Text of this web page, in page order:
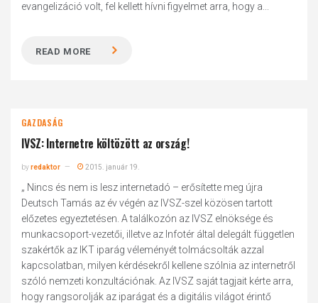
evangelizáció volt, fel kellett hívni figyelmet arra, hogy a...
READ MORE
GAZDASÁG
IVSZ: Internetre költözött az ország!
byredaktor 2015. január 19.
„ Nincs és nem is lesz internetadó – erősítette meg újra
Deutsch Tamás az év végén az IVSZ-szel közösen tartott
előzetes egyeztetésen. A találkozón az IVSZ elnöksége és
munkacsoport-vezetői, illetve az Infotér által delegált független
szakértők az IKT iparág véleményét tolmácsolták azzal
kapcsolatban, milyen kérdésekről kellene szólnia az internetről
szóló nemzeti konzultációnak. Az IVSZ saját tagjait kérte arra,
hogy rangsorolják az iparágat és a digitális világot érintő